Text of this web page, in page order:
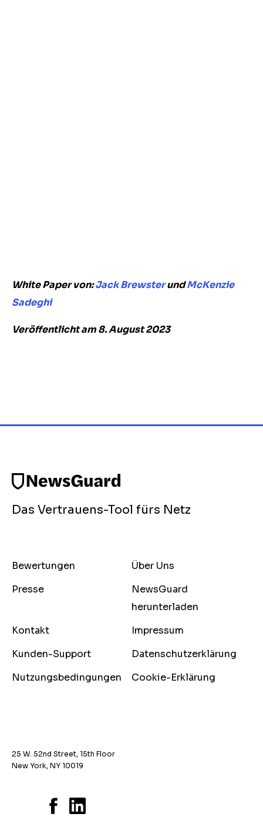
White Paper von:Jack BrewsterundMcKenzie
Sadeghi
Veröffentlicht am 8. August 2023
Das Vertrauens-Tool fürs Netz
Bewertungen
Über Uns
Presse
NewsGuard
herunterladen
Kontakt
Impressum
Kunden-Support
Datenschutzerklärung
Nutzungsbedingungen
Cookie-Erklärung
25 W. 52nd Street, 15th Floor
New York, NY 10019